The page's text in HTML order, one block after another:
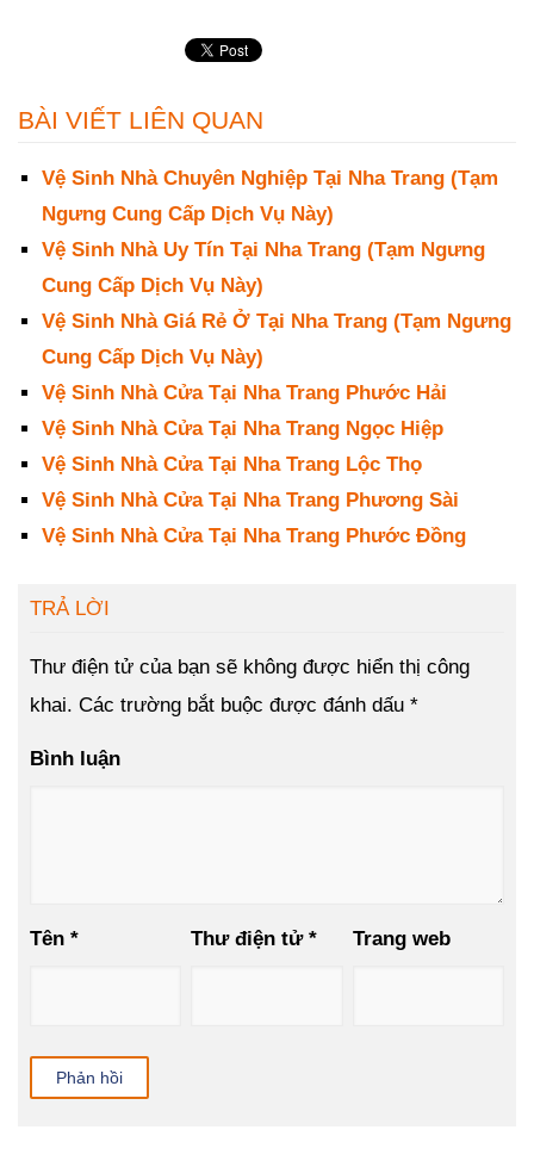
BÀI VIẾT LIÊN QUAN
Vệ Sinh Nhà Chuyên Nghiệp Tại Nha Trang (Tạm
Ngưng Cung Cấp Dịch Vụ Này)
Vệ Sinh Nhà Uy Tín Tại Nha Trang (Tạm Ngưng
Cung Cấp Dịch Vụ Này)
Vệ Sinh Nhà Giá Rẻ Ở Tại Nha Trang (Tạm Ngưng
Cung Cấp Dịch Vụ Này)
Vệ Sinh Nhà Cửa Tại Nha Trang Phước Hải
Vệ Sinh Nhà Cửa Tại Nha Trang Ngọc Hiệp
Vệ Sinh Nhà Cửa Tại Nha Trang Lộc Thọ
Vệ Sinh Nhà Cửa Tại Nha Trang Phương Sài
Vệ Sinh Nhà Cửa Tại Nha Trang Phước Đồng
TRẢ LỜI
Thư điện tử của bạn sẽ không được hiển thị công
khai. Các trường bắt buộc được đánh dấu *
Bình luận
Tên * Thư điện tử* Trang web